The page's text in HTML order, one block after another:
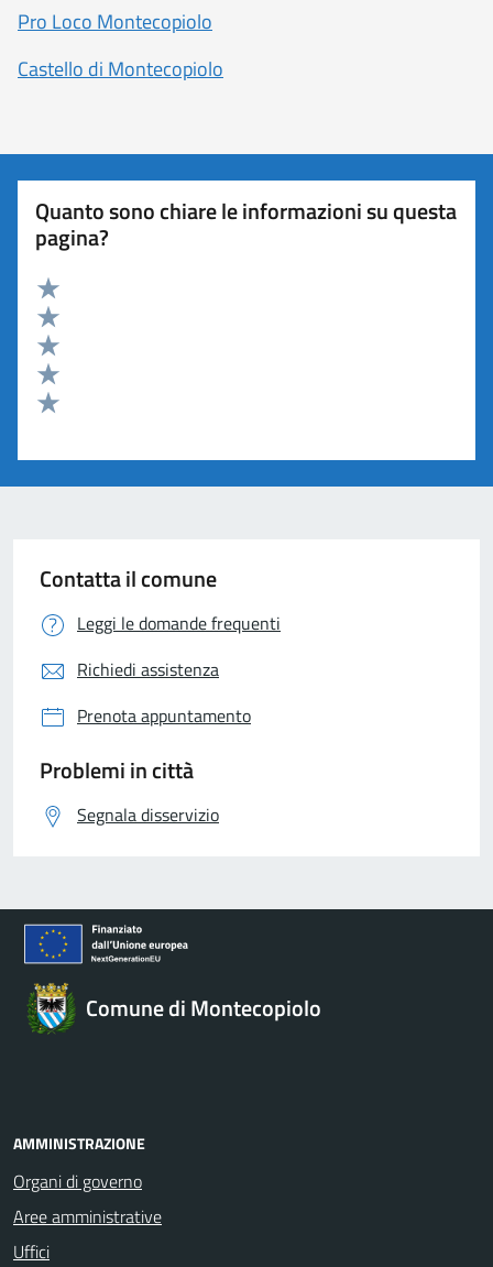
Pro Loco Montecopiolo
Castello di Montecopiolo
Quanto sono chiare le informazioni su questa
pagina?
Valuta 5 stelle su 5
Valuta 4 stelle su 5
Valuta 3 stelle su 5
Valuta 2 stelle su 5
Contatta il comune
Leggi le domande frequenti
Richiedi assistenza
Prenota appuntamento
Problemi in città
Segnala disservizio
Comune di Montecopiolo
AMMINISTRAZIONE
Organi di governo
Aree amministrative
Uffici